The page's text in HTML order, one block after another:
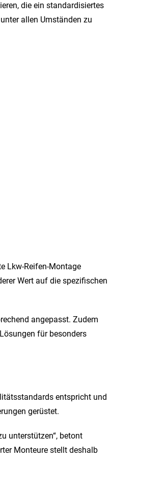
die ein standardisiertes
allen Umständen zu
Lkw-Reifen-Montage
Wert auf die spezifischen
angepasst. Zudem
für besonders
entspricht und
gerüstet.
unterstützen“, betont
Monteure stellt deshalb